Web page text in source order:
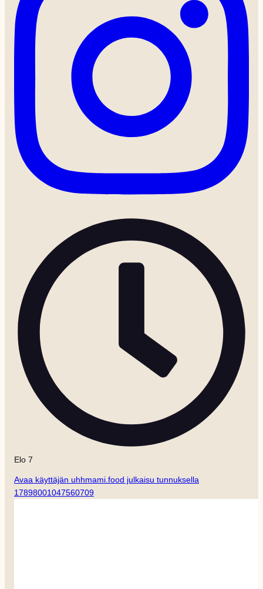
Elo 7
Avaa käyttäjän uhhmami.food julkaisu tunnuksella
17898001047560709